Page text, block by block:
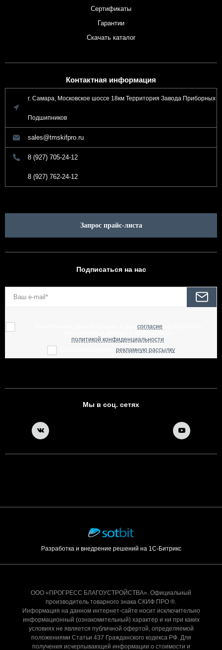
Сертификаты
Гарантии
Скачать каталог
Контактная информация
г. Самара, Московское шоссе 18км Территория Завода Приборных
Подшипников
sales@tmskifpro.ru
8 (927) 705-24-12
8 (927) 762-24-12
Запрос прайс-листа
Подписаться на нас
согласие
политикой конфиденциальности
рекламную рассылку
Мы в соц. сетях
Разработка и внедрение решений на 1С-Битрикс
ООО «ПРОГРЕСС БЛАГОУСТРОЙСТВА». Официальный
производитель товарного знака СКИФ ПРО ®.
Информация на данном интернет-сайте носит исключительно
информационный (ознакомительный) характер и ни при каких
условиях не является публичной офертой, определяемой
положениями Статьи 437 Гражданского кодекса РФ. Для
получения исчерпывающей информации о стоимости и